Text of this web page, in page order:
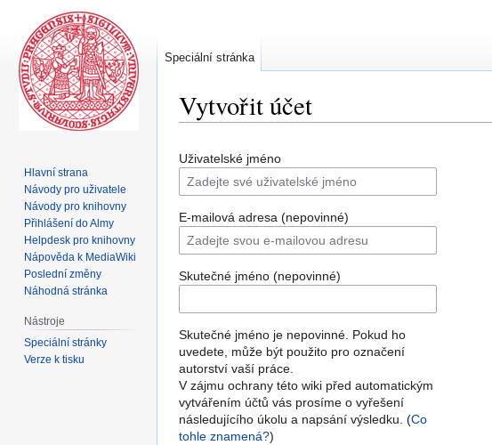
Vytvořit účet
na
navigaci
na
vyhledávání
Uživatelské jméno
E-mailová adresa (nepovinné)
Skutečné jméno (nepovinné)
Skutečné jméno je nepovinné. Pokud ho
uvedete, může být použito pro označení
autorství vaší práce.
V zájmu ochrany této wiki před automatickým
vytvářením účtů vás prosíme o vyřešení
následujícího úkolu a napsání výsledku. (Co
tohle znamená?)
Speciální stránka
Hlavní strana
Návody pro uživatele
Návody pro knihovny
Přihlášení do Almy
Helpdesk pro knihovny
Nápověda k MediaWiki
Poslední změny
Náhodná stránka
Nástroje
Speciální stránky
Verze k tisku